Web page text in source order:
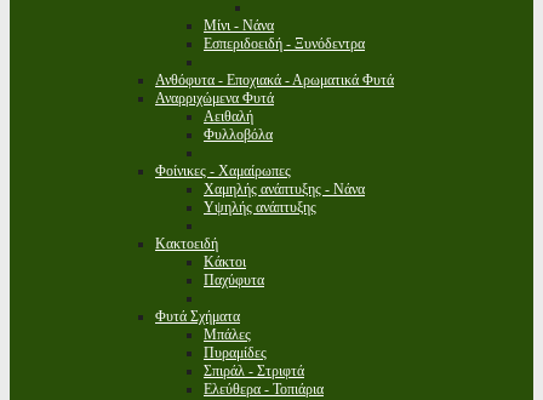
Μίνι - Νάνα
Εσπεριδοειδή - Ξυνόδεντρα
Ανθόφυτα - Εποχιακά - Αρωματικά Φυτά
Αναρριχώμενα Φυτά
Αειθαλή
Φυλλοβόλα
Φοίνικες - Χαμαίρωπες
Χαμηλής ανάπτυξης - Νάνα
Υψηλής ανάπτυξης
Κακτοειδή
Κάκτοι
Παχύφυτα
Φυτά Σχήματα
Μπάλες
Πυραμίδες
Σπιράλ - Στριφτά
Ελεύθερα - Τοπιάρια